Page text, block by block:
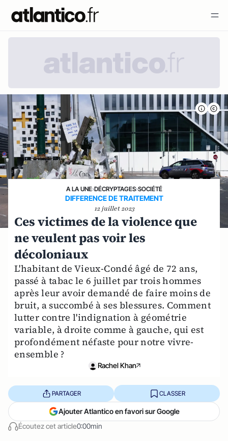
A LA UNE›DÉCRYPTAGES›SOCIÉTÉ
DIFFERENCE DE TRAITEMENT
12 juillet 2023
Ces victimes de la violence que
ne veulent pas voir les
décoloniaux
L'habitant de Vieux-Condé âgé de 72 ans,
passé à tabac le 6 juillet par trois hommes
après leur avoir demandé de faire moins de
bruit, a succombé à ses blessures. Comment
lutter contre l'indignation à géométrie
variable, à droite comme à gauche, qui est
profondément néfaste pour notre vivre-
ensemble ?
Rachel Khan
Écoutez cet article0:00min
PARTAGER CLASSER
Ajouter Atlantico en favori sur Google